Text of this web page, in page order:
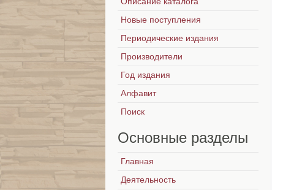
Новые поступления
Периодические издания
Производители
Год издания
Алфавит
Поиск
Основные разделы
Главная
Деятельность